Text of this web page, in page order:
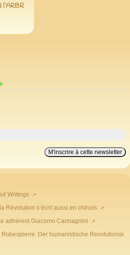
l’ARBR
Writings
Révolution s’écrit aussi en chinois
adhérent Giacomo Carmagnini
Der humanistische Revolutionär.